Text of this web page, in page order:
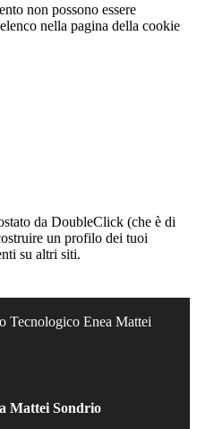
non possono essere
nella pagina della cookie
da DoubleClick (che è di
un profilo dei tuoi
su altri siti.
Tecnologico Enea Mattei
Mattei Sondrio